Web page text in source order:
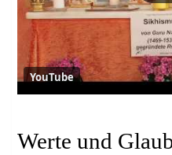
YouTube
Werte und